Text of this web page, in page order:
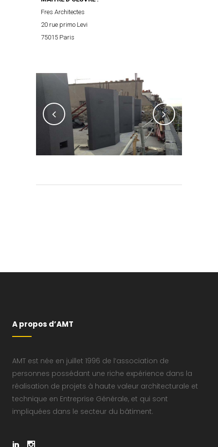
Fres Architectes
20 rue primo Levi
75015 Paris
A propos d’AMT
AMT est née en juillet 1996 de l’association de
personnes possédant une riche expérience dans la
réalisation de projets à haute valeur architecturale et
technique en Entreprise Générale, et qui sont
impliquées dans le secteur du bâtiment.